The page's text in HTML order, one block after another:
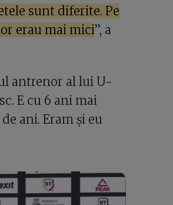
sunt diferite. Pe
erau mai mici”, a
antrenor al lui U-
E cu 6 ani mai
ani. Eram și eu